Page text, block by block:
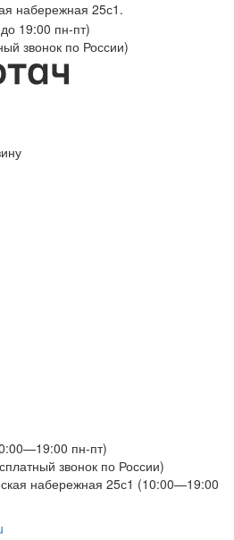
набережная 25с1.
19:00 пн-пт)
звонок по России)
пн-пт)
звонок по России)
набережная 25с1 (10:00—19:00